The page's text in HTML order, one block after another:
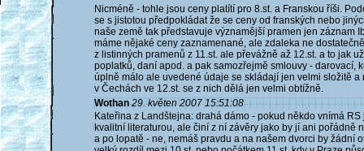
Nicméně - tohle jsou ceny platítí pro 8.st. a Franskou říši.
se s jistotou předpokládat že se ceny od franských nebo
naše země tak představuje významější pramen jen záznam
máme nějaké ceny zaznamenané, ale zdaleka ne
z listinných pramenů z 11.st. ale převážně až 12.st. a to jak
poplatků, daní apod. a pak samozřejmě smlouvy - darovací,
úplně málo ale uvedené údaje se skládají jen velmi složitě
v Čechách ve 12.st. se z nich dělá jen velmi obtížně.
Wothan 29. květen 2007 15:51:08
Kateřina z Landštejna: drahá dámo - pokud někdo vnímá
kvalitní literaturou, ale činí z ní závěry jako by jí ani pořádně
a po lopatě - ne, nemáš pravdu a na našem dvorci by žádní